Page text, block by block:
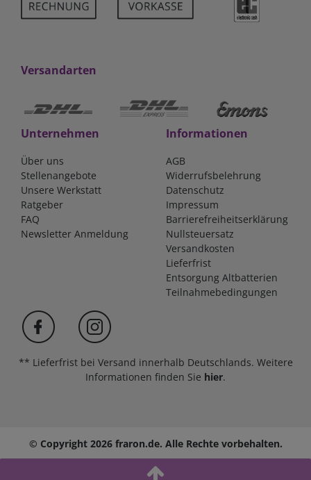
In den Warenkorb
Versandarten
Unternehmen
Über uns
Stellenangebote
Unsere Werkstatt
Ratgeber
FAQ
Newsletter Anmeldung
Informationen
AGB
Widerrufsbelehrung
Datenschutz
Impressum
Barrierefreiheitserklärung
Nullsteuersatz
Versandkosten
Lieferfrist
Entsorgung Altbatterien
Teilnahmebedingungen
** Lieferfrist bei Versand innerhalb Deutschlands. Weitere
Informationen finden Sie hier.
© Copyright 2026 fraron.de. Alle Rechte vorbehalten.